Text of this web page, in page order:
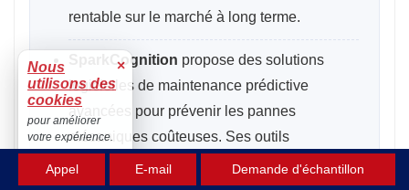
rentable sur le marché à long terme.
SparkCognition propose des solutions
logicielles de maintenance prédictive
avancées pour prévenir les pannes
mécaniques coûteuses. Ses outils
analytiques de pointe analysent
Appel E-mail Demande d'échantillon
Nous
utilisons des
cookies
×
pour améliorer
votre expérience.